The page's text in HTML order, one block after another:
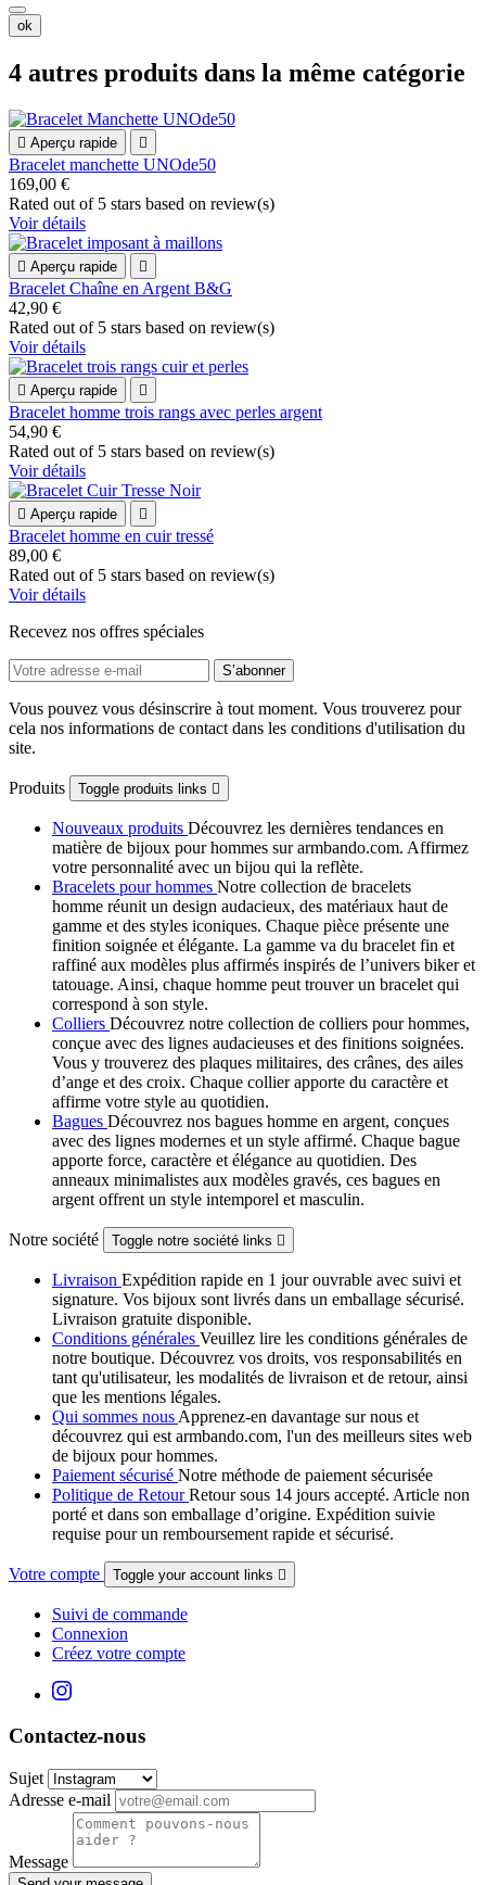
ok
4 autres produits dans la même catégorie
 Aperçu rapide 
Bracelet manchette UNOde50
169,00 €
Rated out of 5 stars based on review(s)
Voir détails
 Aperçu rapide 
Bracelet Chaîne en Argent B&G
42,90 €
Rated out of 5 stars based on review(s)
Voir détails
 Aperçu rapide 
Bracelet homme trois rangs avec perles argent
54,90 €
Rated out of 5 stars based on review(s)
Voir détails
 Aperçu rapide 
Bracelet homme en cuir tressé
89,00 €
Rated out of 5 stars based on review(s)
Voir détails
Recevez nos offres spéciales
Vous pouvez vous désinscrire à tout moment. Vous trouverez pour
cela nos informations de contact dans les conditions d'utilisation du
site.
Produits Toggle produits links 
Nouveaux produits Découvrez les dernières tendances en
matière de bijoux pour hommes sur armbando.com. Affirmez
votre personnalité avec un bijou qui la reflète.
Bracelets pour hommes Notre collection de bracelets
homme réunit un design audacieux, des matériaux haut de
gamme et des styles iconiques. Chaque pièce présente une
finition soignée et élégante. La gamme va du bracelet fin et
raffiné aux modèles plus affirmés inspirés de l’univers biker et
tatouage. Ainsi, chaque homme peut trouver un bracelet qui
correspond à son style.
Colliers Découvrez notre collection de colliers pour hommes,
conçue avec des lignes audacieuses et des finitions soignées.
Vous y trouverez des plaques militaires, des crânes, des ailes
d’ange et des croix. Chaque collier apporte du caractère et
affirme votre style au quotidien.
Bagues Découvrez nos bagues homme en argent, conçues
avec des lignes modernes et un style affirmé. Chaque bague
apporte force, caractère et élégance au quotidien. Des
anneaux minimalistes aux modèles gravés, ces bagues en
argent offrent un style intemporel et masculin.
Notre société Toggle notre société links 
Livraison Expédition rapide en 1 jour ouvrable avec suivi et
signature. Vos bijoux sont livrés dans un emballage sécurisé.
Livraison gratuite disponible.
Conditions générales Veuillez lire les conditions générales de
notre boutique. Découvrez vos droits, vos responsabilités en
tant qu'utilisateur, les modalités de livraison et de retour, ainsi
que les mentions légales.
Qui sommes nous Apprenez-en davantage sur nous et
découvrez qui est armbando.com, l'un des meilleurs sites web
de bijoux pour hommes.
Paiement sécurisé Notre méthode de paiement sécurisée
Politique de RetourRetour sous 14 jours accepté. Article non
porté et dans son emballage d’origine. Expédition suivie
requise pour un remboursement rapide et sécurisé.
Votre compte Toggle your account links 
Suivi de commande
Connexion
Créez votre compte
Contactez-nous
Sujet
Adresse e-mail
Message